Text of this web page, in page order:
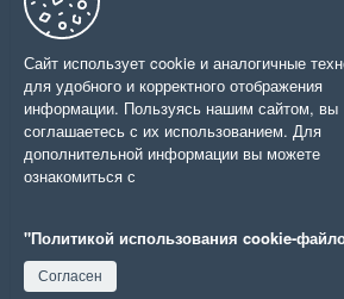
Сайт использует cookie и аналогичные
для удобного и корректного отображения
информации. Пользуясь нашим сайтом, вы
соглашаетесь с их использованием. Для
дополнительной информации вы можете
ознакомиться с
"Политикой использования cookie-
Согласен